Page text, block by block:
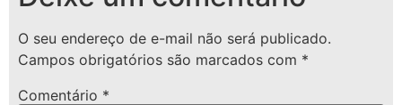
O seu endereço de e-mail não será publicado.
Campos obrigatórios são marcados com *
Comentário *